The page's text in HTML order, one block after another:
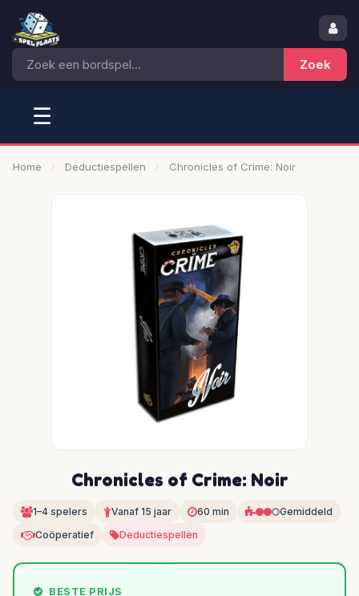
☰
Home Deductiespellen Chronicles of Crime: Noir
Chronicles of Crime: Noir
1–4 spelers Vanaf 15 jaar 60 min
Gemiddeld
Coöperatief
Deductiespellen
BESTE PRIJS